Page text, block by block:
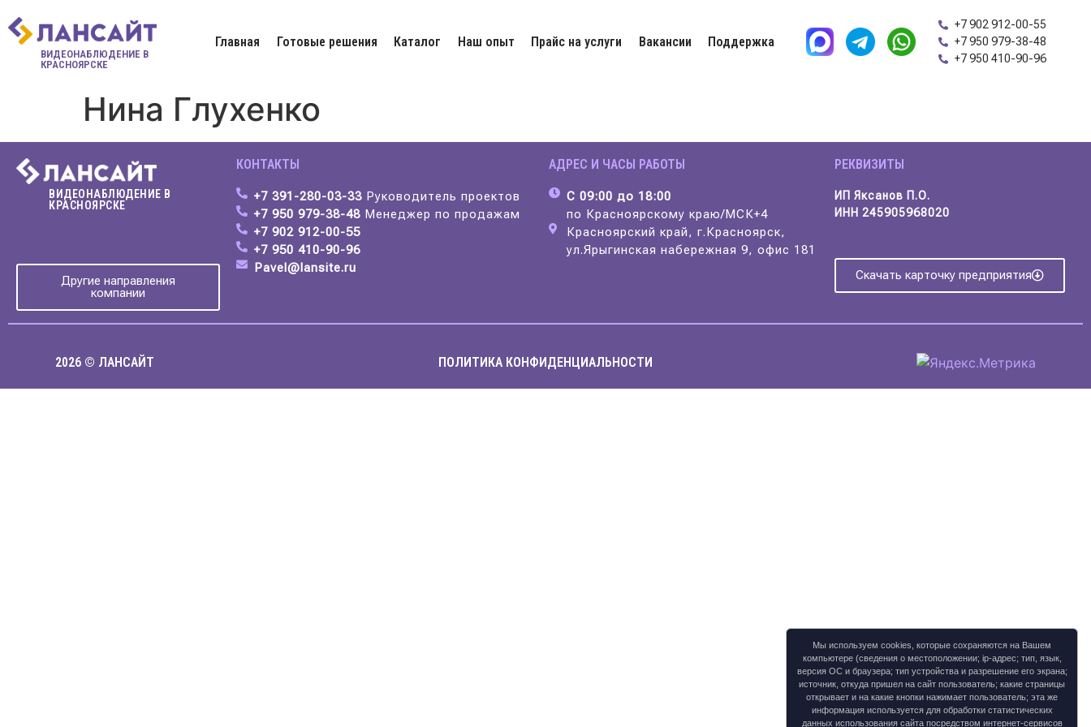
ВИДЕОНАБЛЮДЕНИЕ В
КРАСНОЯРСКЕ
Главная Готовые решения Каталог Наш опыт Прайс на услуги Вакансии Поддержка
+7 902 912-00-55
+7 950 979-38-48
+7 950 410-90-96
Нина Глухенко
ВИДЕОНАБЛЮДЕНИЕ В
КРАСНОЯРСКЕ
Другие направления
компании
КОНТАКТЫ
+7 391-280-03-33 Руководитель проектов
+7 950 979-38-48 Менеджер по продажам
+7 902 912-00-55
+7 950 410-90-96
Pavel@lansite.ru
АДРЕС И ЧАСЫ РАБОТЫ
С 09:00 до 18:00
по Красноярскому краю/МСК+4
Красноярский край, г.Красноярск,
ул.Ярыгинская набережная 9, офис 181
РЕКВИЗИТЫ
ИП Яксанов П.О.
ИНН 245905968020
Скачать карточку предприятия
2026 © ЛАНСАЙТ ПОЛИТИКА КОНФИДЕНЦИАЛЬНОСТИ
Мы используем cookies, которые сохраняются на Вашем
компьютере (сведения о местоположении; ip-адрес; тип, язык,
версия ОС и браузера; тип устройства и разрешение его экрана;
источник, откуда пришел на сайт пользователь; какие страницы
открывает и на какие кнопки нажимает пользователь; эта же
информация используется для обработки статистических
данных использования сайта посредством интернет-сервисов